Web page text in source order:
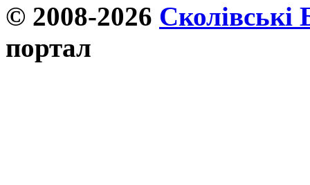
© 2008-2026 Сколівські
портал